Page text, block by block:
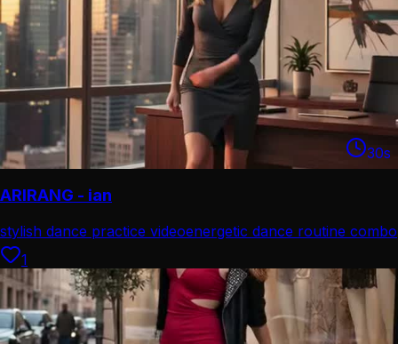
30s
ARIRANG - ian
stylish dance practice videoenergetic dance routine combo
1